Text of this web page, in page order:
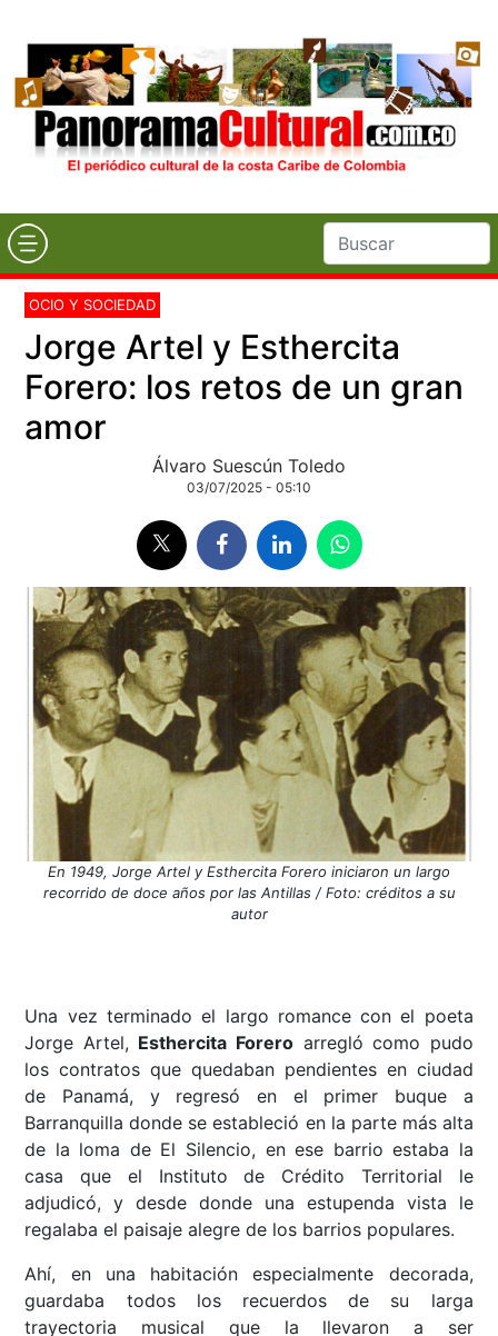
OCIO Y SOCIEDAD
Jorge Artel y Esthercita
Forero: los retos de un gran
amor
Álvaro Suescún Toledo
03/07/2025 - 05:10
En 1949, Jorge Artel y Esthercita Forero iniciaron un largo
recorrido de doce años por las Antillas / Foto: créditos a su
autor
Una vez terminado el largo romance con el poeta
Jorge Artel, Esthercita Forero arregló como pudo
los contratos que quedaban pendientes en ciudad
de Panamá, y regresó en el primer buque a
Barranquilla donde se estableció en la parte más alta
de la loma de El Silencio, en ese barrio estaba la
casa que el Instituto de Crédito Territorial le
adjudicó, y desde donde una estupenda vista le
regalaba el paisaje alegre de los barrios populares.
Ahí, en una habitación especialmente decorada,
guardaba todos los recuerdos de su larga
trayectoria musical que la llevaron a ser